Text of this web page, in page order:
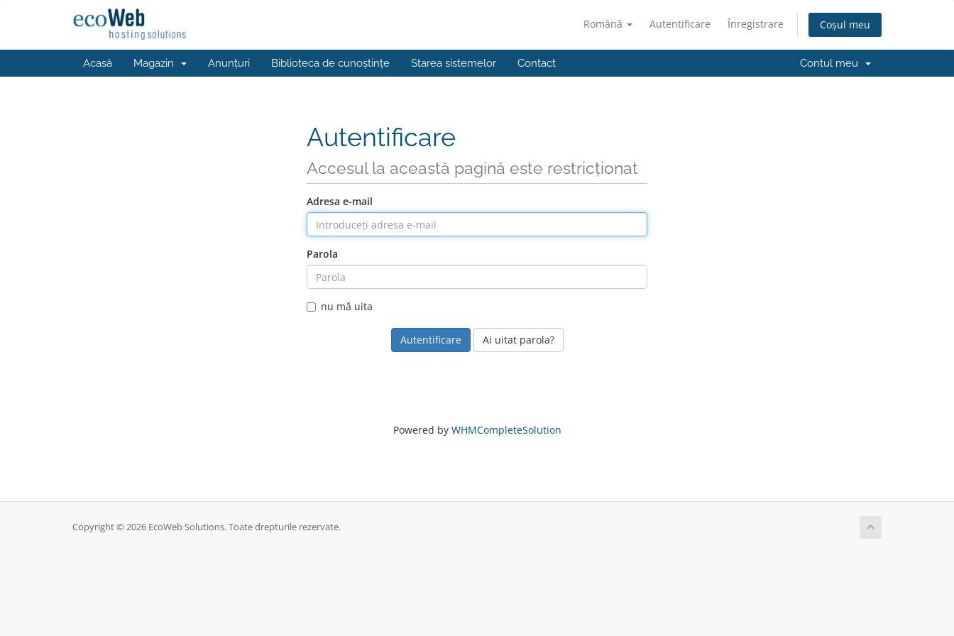
Română Autentificare Înregistrare Coșul meu
Acasă Magazin Anunțuri Biblioteca de cunoștințe Starea sistemelor Contact Contul meu
Autentificare
Accesul la această pagină este restricționat
Adresa e-mail
Parola
nu mă uita
Ai uitat parola?
Powered by WHMCompleteSolution
Copyright © 2026 EcoWeb Solutions. Toate drepturile rezervate.